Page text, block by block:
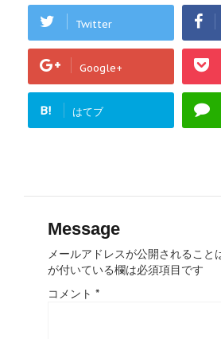
Twitter
Google+
B! はてブ
Message
メールアドレスが公開されること
が付いている欄は必須項目です
コメント *